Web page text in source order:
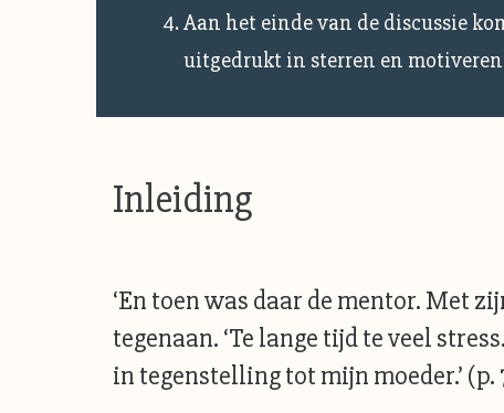
Aan het einde van de discussie
uitgedrukt in sterren en
Inleiding
‘En toen was daar de mentor. Met
tegenaan. ‘Te lange tijd te veel
in tegenstelling tot mijn moeder.’ (p.